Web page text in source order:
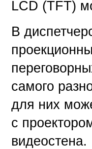
LCD­ (TFT­)
В
самого
для них
с
видеостена.